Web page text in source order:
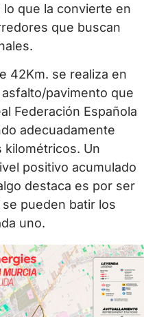
que la convierte en
que buscan
42Km. se realiza en
pavimento que
Federación Española
adecuadamente
kilométricos. Un
positivo acumulado
destaca es por ser
pueden batir los
uno.